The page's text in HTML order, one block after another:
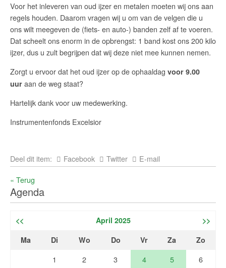
Voor het inleveren van oud ijzer en metalen moeten wij ons aan
regels houden. Daarom vragen wij u om van de velgen die u
ons wilt meegeven de (fiets- en auto-) banden zelf af te voeren.
Dat scheelt ons enorm in de opbrengst: 1 band kost ons 200 kilo
ijzer, dus u zult begrijpen dat wij deze niet mee kunnen nemen.
Zorgt u ervoor dat het oud ijzer op de ophaaldag voor 9.00
uuraan de weg staat?
Hartelijk dank voor uw medewerking.
Instrumentenfonds Excelsior
Deel dit item: Facebook Twitter
E-mail
« Terug
Agenda
<< April 2025
>>
Ma
Di Wo Do Vr Za Zo
1 2 3 4 5
6